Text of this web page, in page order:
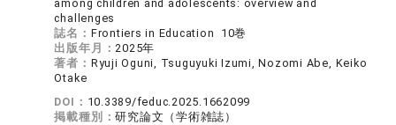
among children and adolescents: overview and
challenges
誌名： Frontiers in Education 10巻
出版年月：2025年
著者： Ryuji Oguni, Tsuguyuki Izumi, Nozomi Abe, Keiko
Otake
DOI： 10.3389/feduc.2025.1662099
掲載種別：研究論文（学術雑誌）